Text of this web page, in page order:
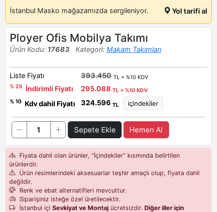
İstanbul Masko mağazamızda sergileniyor. Yol tarifi al
Ployer Ofis Mobilya Takımı
Ürün Kodu: 17683 Kategori: Makam Takımları
Liste Fiyatı 393.450 TL + %10 KDV
% 25
İndirimli Fiyatı 295.088 TL + %10 KDV
% 10
Kdv dahil Fiyatı 324.596 TL
Sepete Ekle Hemen Al
Fiyata dahil olan ürünler, "İçindekiler" kısmında belirtilen
ürünlerdir.
Ürün resimlerindeki aksesuarlar teşhir amaçlı olup, fiyata dahil
değildir.
Renk ve ebat alternatifleri mevcuttur.
Siparişiniz isteğe özel üretilecektir.
İstanbul içi Sevkiyat ve Montajücretsizdir. Diğer iller için